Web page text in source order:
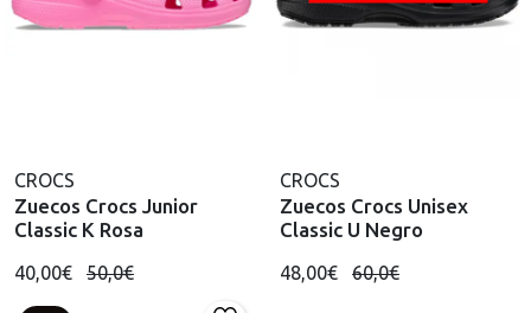
CROCS
Zuecos Crocs Junior
Classic K Rosa
40,00€ 50,0€
CROCS
Zuecos Crocs Unisex
Classic U Negro
48,00€ 60,0€